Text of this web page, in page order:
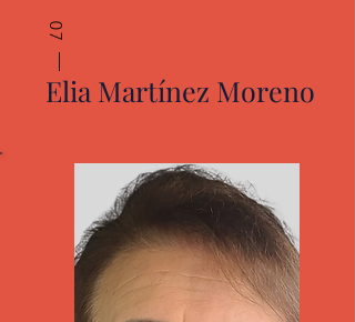
07
Elia Martínez Moreno